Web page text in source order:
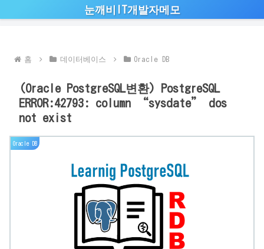
눈깨비IT개발자메모
홈 데이터베이스 Oracle DB
(Oracle PostgreSQL변환) PostgreSQL
ERROR:42793: column “sysdate” dos
not exist
Oracle DB